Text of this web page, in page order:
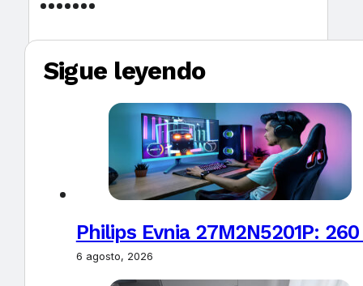
Sigue leyendo
Philips Evnia 27M2N5201P:
6 agosto, 2026